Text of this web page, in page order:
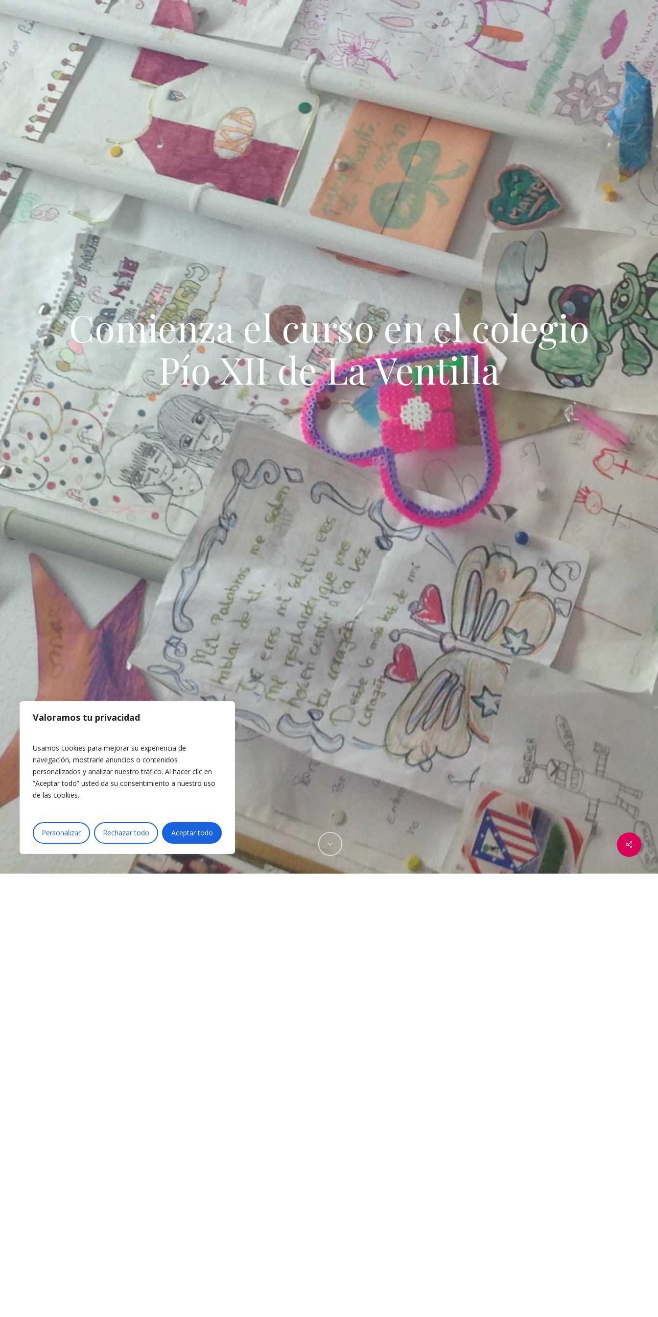
Valoramos tu privacidad
Usamos cookies para mejorar su experiencia de
navegación, mostrarle anuncios o contenidos
personalizados y analizar nuestro tráfico. Al hacer clic en
“Aceptar todo” usted da su consentimiento a nuestro uso
de las cookies.
Personalizar Rechazar todo Aceptar todo
Comienza el curso en el colegio
Pío XII de La Ventilla
MENÚ
Home
Impacto social
Blog
Contacta
ACTUALIDAD
Tardes de voluntariado: una
experiencia compartida desde la
música
¡Ayuda con tu donación al pueblo
venezolano!
Festival Sonidos del Verano: un cierre
lleno de música, emoción y comunidad
LEGAL
Aviso legal
Política de privacidad
Política de cookies
SÍGUENOS EN RRSS
Instagram
YouTube
LinkedIn
Facebook
Twitter
© 2026 Acción por la Música.
twitter
facebookyoutube instagram